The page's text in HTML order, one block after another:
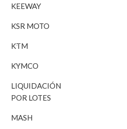
KEEWAY
KSR MOTO
KTM
KYMCO
LIQUIDACIÓN
POR LOTES
MASH